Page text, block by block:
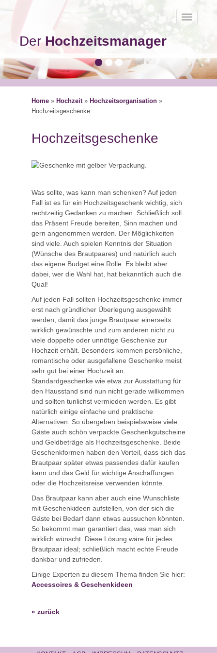
Toggle
DerHochzeitsmanager
Home » Hochzeit » Hochzeitsorganisation »
Hochzeitsgeschenke
Hochzeitsgeschenke
Was sollte, was kann man schenken? Auf jeden
Fall ist es für ein Hochzeitsgeschenk wichtig, sich
rechtzeitig Gedanken zu machen. Schließlich soll
das Präsent Freude bereiten, Sinn machen und
gern angenommen werden. Der Möglichkeiten
sind viele. Auch spielen Kenntnis der Situation
(Wünsche des Brautpaares) und natürlich auch
das eigene Budget eine Rolle. Es bleibt aber
dabei, wer die Wahl hat, hat bekanntlich auch die
Qual!
Auf jeden Fall sollten Hochzeitsgeschenke immer
erst nach gründlicher Überlegung ausgewählt
werden, damit das junge Brautpaar einerseits
wirklich gewünschte und zum anderen nicht zu
viele doppelte oder unnötige Geschenke zur
Hochzeit erhält. Besonders kommen persönliche,
romantische oder ausgefallene Geschenke meist
sehr gut bei einer Hochzeit an.
Standardgeschenke wie etwa zur Ausstattung für
den Hausstand sind nun nicht gerade willkommen
und sollten tunlichst vermieden werden. Es gibt
natürlich einige einfache und praktische
Alternativen. So übergeben beispielsweise viele
Gäste auch schön verpackte Geschenkgutscheine
und Geldbeträge als Hochzeitsgeschenke. Beide
Geschenkformen haben den Vorteil, dass sich das
Brautpaar später etwas passendes dafür kaufen
kann und das Geld für wichtige Anschaffungen
oder die Hochzeitsreise verwenden könnte.
Das Brautpaar kann aber auch eine Wunschliste
mit Geschenkideen aufstellen, von der sich die
Gäste bei Bedarf dann etwas aussuchen könnten.
So bekommt man garantiert das, was man sich
wirklich wünscht. Diese Lösung wäre für jedes
Brautpaar ideal; schließlich macht echte Freude
dankbar und zufrieden.
Einige Experten zu diesem Thema finden Sie hier:
Accessoires & Geschenkideen
« zurück